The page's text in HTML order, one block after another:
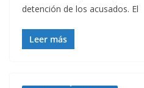
detención de los acusados. El
Leer más